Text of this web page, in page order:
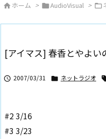
 ホーム > AudioVisual > 
[アイマス] 春香とやよい
 2007/03/31  ネットラジオ
#2 3/16
#3 3/23